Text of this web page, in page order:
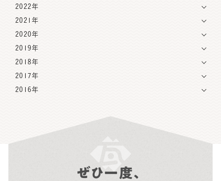
2022年
2021年
2020年
2019年
2018年
2017年
2016年
ぜひ一度、